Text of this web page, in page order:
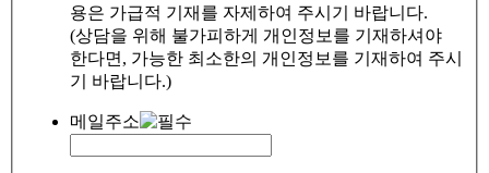
용은 가급적 기재를 자제하여 주시기 바랍니다.
(상담을 위해 불가피하게 개인정보를 기재하셔야
한다면, 가능한 최소한의 개인정보를 기재하여 주시
기 바랍니다.)
메일주소